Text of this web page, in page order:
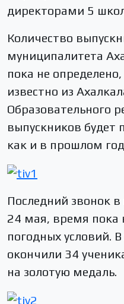
директорами 5
Количество
муниципалитета
пока не
известно из
Образовательного
выпускников
как и в прошлом
Последний звонок
24 мая, время пока
погодных условий.
окончили 34
на золотую медаль.